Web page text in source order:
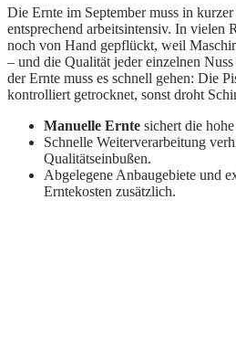
Die Ernte im September muss in
entsprechend arbeitsintensiv. In vielen
noch von Hand gepflückt, weil
– und die Qualität jeder einzelnen
der Ernte muss es schnell gehen: Die
kontrolliert getrocknet, sonst droht
Manuelle Ernte sichert die
Schnelle Weiterverarbeitung
Qualitätseinbußen.
Abgelegene Anbaugebiete und
Erntekosten zusätzlich.